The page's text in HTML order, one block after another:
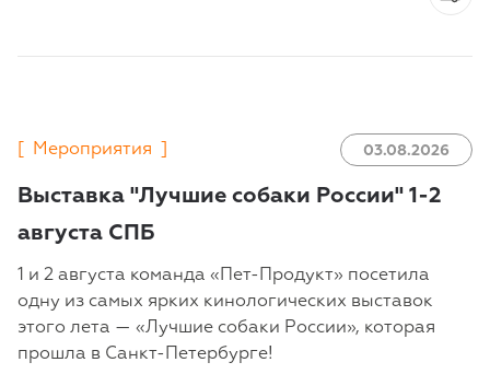
Мероприятия 03.08.2026
Выставка "Лучшие собаки России" 1-2
августа СПБ
1 и 2 августа команда «Пет-Продукт» посетила
одну из самых ярких кинологических выставок
этого лета — «Лучшие собаки России», которая
прошла в Санкт-Петербурге!